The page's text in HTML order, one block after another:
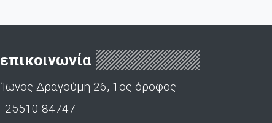
επικοινωνία
Ίωνος Δραγούμη 26, 1ος όροφος
25510 84747